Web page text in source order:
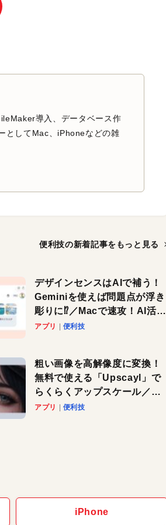
導入、データベース作
としてMac、iPhoneなどの雑
便利技の新着記事をもっと見る
デザインセンスはAIで補う！
Geminiを使えば問題点が浮き
彫りに⁉︎／Macで速攻！AI活用
テク
アプリ 便利技
粗い画像を高解像度に変換！
無料で使える「Upscayl」で
らくらくアップスケール／
Macで速攻！AI活用テク
アプリ 便利技
iPhone